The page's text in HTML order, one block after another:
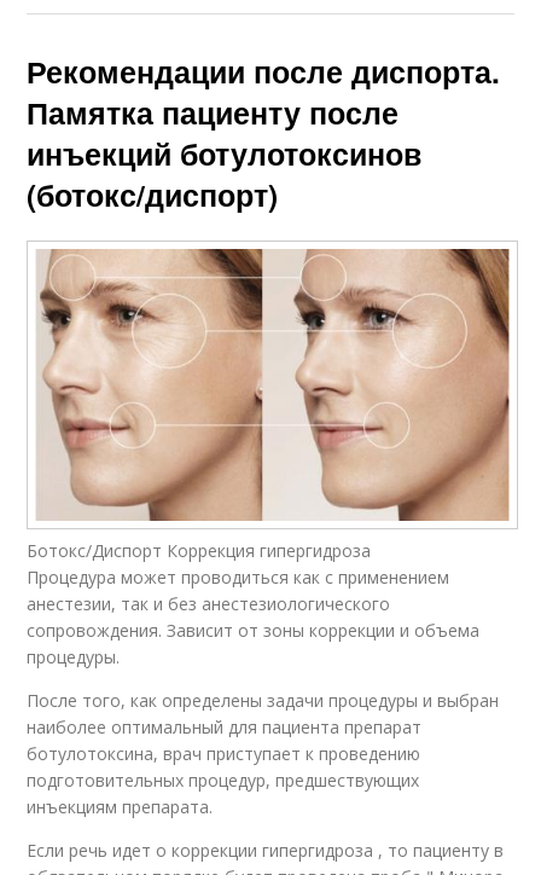
Рекомендации после диспорта.
Памятка пациенту после
инъекций ботулотоксинов
(ботокс/диспорт)
Ботокс/Диспорт Коррекция гипергидроза
Процедура может проводиться как с применением
анестезии, так и без анестезиологического
сопровождения. Зависит от зоны коррекции и объема
процедуры.
После того, как определены задачи процедуры и выбран
наиболее оптимальный для пациента препарат
ботулотоксина, врач приступает к проведению
подготовительных процедур, предшествующих
инъекциям препарата.
Если речь идет о коррекции гипергидроза , то пациенту в